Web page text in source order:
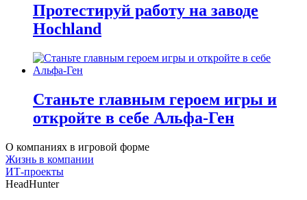
Протестируй работу на заводе
Hochland
Станьте главным героем игры и
откройте в себе Альфа-Ген
О компаниях в игровой форме
Жизнь в компании
ИТ-проекты
HeadHunter